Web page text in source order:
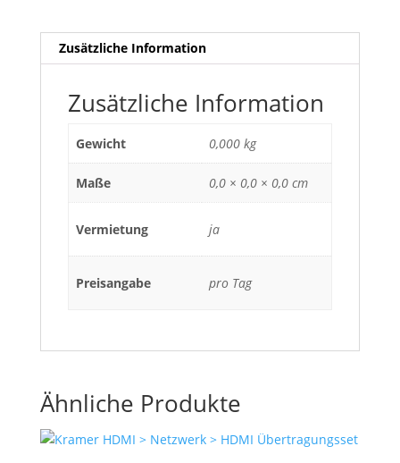
Zusätzliche Information
Zusätzliche Information
Gewicht 0,000 kg
Maße 0,0 × 0,0 × 0,0 cm
Vermietung ja
Preisangabe pro Tag
Ähnliche Produkte